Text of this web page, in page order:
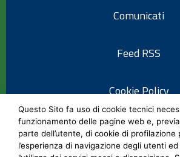
Comunicati
Feed RSS
Cookie Policy
Informativa
Questo Sito fa uso di cookie tecnici
funzionamento delle pagine web e,
parte dell’utente, di cookie di profilazione
l’esperienza di navigazione degli utenti